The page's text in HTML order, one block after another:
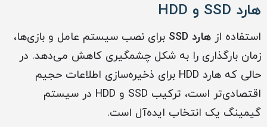
هارد SSD و HDD
استفاده از هارد SSD
برای نصب سیستم عامل و بازی‌ها،
زمان بارگذاری را به شکل چشمگیری کاهش می‌دهد. در
حالی که هارد HDD برای ذخیره‌سازی اطلاعات حجیم
اقتصادی‌تر است، ترکیب SSD و HDD در سیستم
گیمینگ یک انتخاب ایده‌آل است.